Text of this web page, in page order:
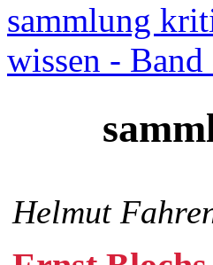
sammlung
wissen - Band
Helmut